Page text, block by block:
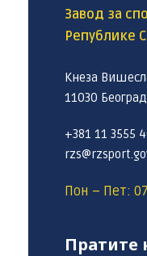
Завод за
Републике
Кнеза
11030 Београд
+381 11 3555
Пон – Пет:
Пратите